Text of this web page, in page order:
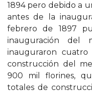
1894 pero debido a
antes de la
febrero de 1897
inauguración del
inauguraron cuatro
construcción del
900 mil florines,
totales de